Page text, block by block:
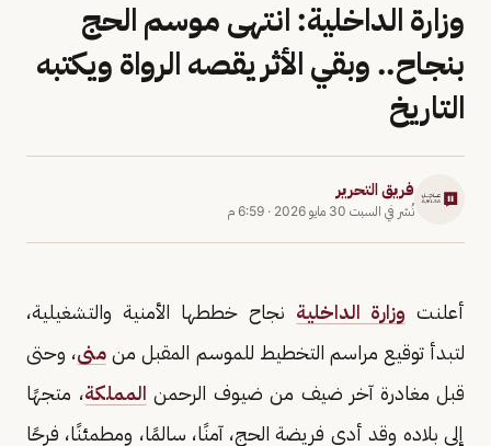
وزارة الداخلية: انتهى موسم الحج
بنجاح.. وبقي الأثر يقصه الرواة ويكتبه
التاريخ
فريق التحرير
نُشر في السبت 30 مايو 2026 · 6:59 م
أعلنت وزارة الداخلية نجاح خططها الأمنية والتشغيلية،
لتبدأ توقيع مراسم التخطيط للموسم المقبل من منى، وحتى
قبل مغادرة آخر ضيف من ضيوف الرحمن المملكة، متجهًا
إلى بلاده وقد أدى فريضة الحج، آمنًا، سالمًا، ومطمئنًا، فرحًا